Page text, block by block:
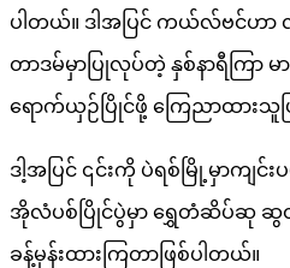
ပါတယ်။ ဒါအပြင် ကယ်လ်ဗင်ဟာ
တာဒမ်မှာပြုလုပ်တဲ့ နှစ်နာရီကြာ
ရောက်ယှဉ်ပြိုင်ဖို့ ကြေညာထားသူ
ဒါ့အပြင် ၎င်းကို ပဲရစ်မြို့မှာကျင်
အိုလံပစ်ပြိုင်ပွဲမှာ ရွှေတံဆိပ်ဆု
ခန့်မှန်းထားကြတာဖြစ်ပါတယ်။